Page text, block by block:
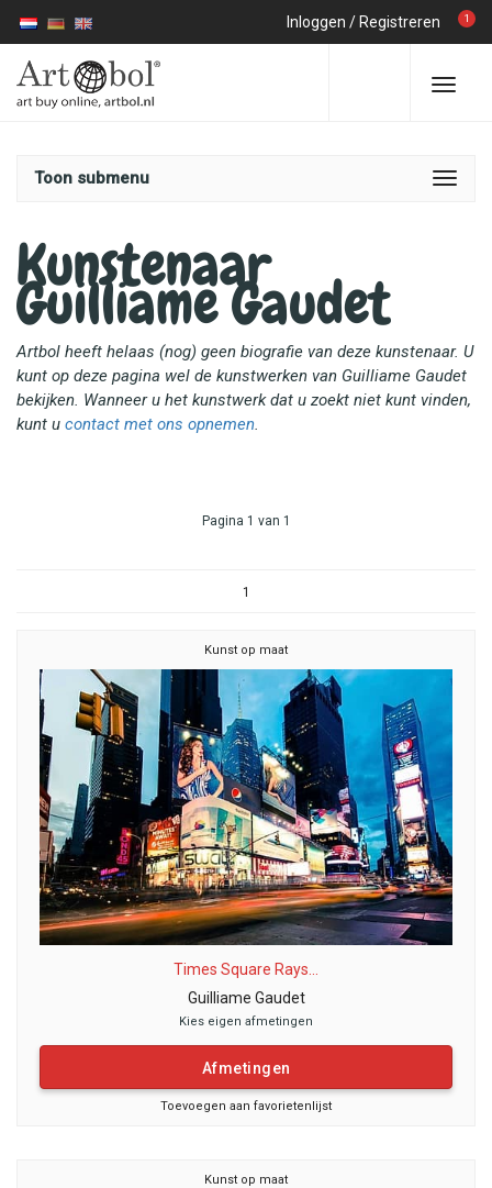
Inloggen / Registreren 1
Toon submenu
Kunstenaar
Guilliame Gaudet
Artbol heeft helaas (nog) geen biografie van deze kunstenaar. U
kunt op deze pagina wel de kunstwerken van Guilliame Gaudet
bekijken. Wanneer u het kunstwerk dat u zoekt niet kunt vinden,
kunt u contact met ons opnemen.
Pagina 1 van 1
1
Kunst op maat
Times Square Rays...
Guilliame Gaudet
Kies eigen afmetingen
Afmetingen
Toevoegen aan favorietenlijst
Kunst op maat